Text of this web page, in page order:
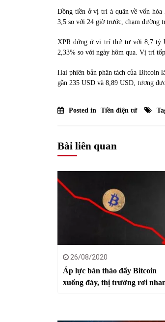
Đồng tiền ở vị trí á quân về vốn hóa
3,5 so với 24 giờ trước, chạm đường
XPR đứng ở vị trí thứ tư với 8,7 tỷ
2,33% so với ngày hôm qua. Vị trí
Hai phiên bản phân tách của Bitcoin
gần 235 USD và 8,89 USD, tương
Posted in Tiền điện tử
Bài liên quan
26/08/2020
Áp lực bán tháo đẩy Bitcoin
xuống đáy, thị trường rơi